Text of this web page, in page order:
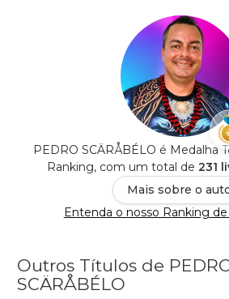
PEDRO SCÄRÅBÉLO é Medalha
Ranking, com um total de 231
Mais sobre o
Entenda o nosso Ranking
Outros Títulos de
SCÄRÅBÉLO